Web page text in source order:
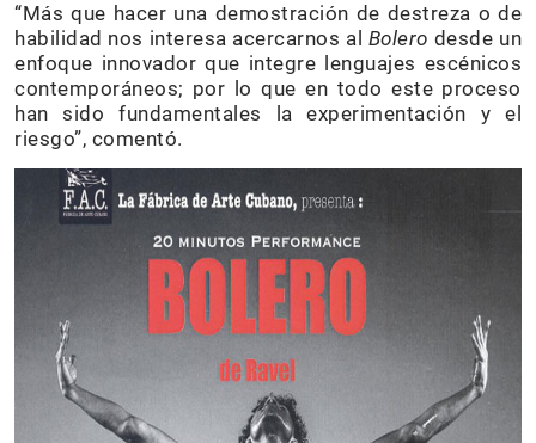
“Más que hacer una demostración de destreza o de
habilidad nos interesa acercarnos al Bolero desde un
enfoque innovador que integre lenguajes escénicos
contemporáneos; por lo que en todo este proceso
han sido fundamentales la experimentación y el
riesgo”, comentó.